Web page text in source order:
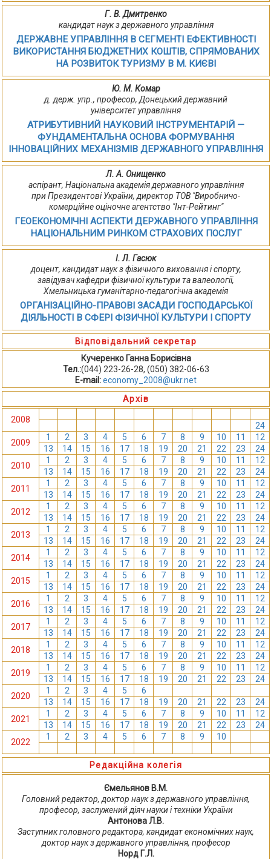
Г. В. Дмитренко
кандидат наук з державного управління
ДЕРЖАВНЕ УПРАВЛІННЯ В СЕГМЕНТІ ЕФЕКТИВНОСТІ
ВИКОРИСТАННЯ БЮДЖЕТНИХ КОШТІВ, СПРЯМОВАНИХ
НА РОЗВИТОК ТУРИЗМУ В М. КИЄВІ
Ю. М. Комар
д. держ. упр., професор, Донецький державний
університет управління
АТРИБУТИВНИЙ НАУКОВИЙ ІНСТРУМЕНТАРІЙ —
ФУНДАМЕНТАЛЬНА ОСНОВА ФОРМУВАННЯ
ІННОВАЦІЙНИХ МЕХАНІЗМІВ ДЕРЖАВНОГО УПРАВЛІННЯ
Л. А. Онищенко
аспірант, Національна академія державного управління
при Президентові України, директор ТОВ "Виробничо-
комерційне оціночне агентство "Інт-Рейтинг"
ГЕОЕКОНОМІЧНІ АСПЕКТИ ДЕРЖАВНОГО УПРАВЛІННЯ
НАЦІОНАЛЬНИМ РИНКОМ СТРАХОВИХ ПОСЛУГ
І. Л. Гасюк
доцент, кандидат наук з фізичного виховання і спорту,
завідувач кафедри фізичної культури та валеології,
Хмельницька гуманітарно-педагогічна академія
ОРГАНІЗАЦІЙНО-ПРАВОВІ ЗАСАДИ ГОСПОДАРСЬКОЇ
ДІЯЛЬНОСТІ В СФЕРІ ФІЗИЧНОЇ КУЛЬТУРИ І СПОРТУ
Відповідальний секретар
Кучеренко Ганна Борисівна
Тел.:(044) 223-26-28, (050) 382-06-63
E-mail:economy_2008@ukr.net
Архів
2008
24
2009
1 2 3 4 5 6 7 8 9 10 11
12
13
14 15 16 17 18 19 20 21 22 23
24
2010
1 2 3 4 5 6 7 8 9 10 11
12
13
14 15 16 17 18 19 20 21 22 23
24
2011
1 2 3 4 5 6 7 8 9 10 11
12
13
14 15 16 17 18 19 20 21 22 23
24
2012
1 2 3 4 5 6 7 8 9 10 11
12
13
14 15 16 17 18 19 20 21 22 23
24
2013
1 2 3 4 5 6 7 8 9 10 11
12
13
14 15 16 17 18 19 20 21 22 23
24
2014
1 2 3 4 5 6 7 8 9 10 11
12
13
14 15 16 17 18 19 20 21 22 23
24
2015
1 2 3 4 5 6 7 8 9 10 11
12
13
14 15 16 17 18 19 20 21 22 23
24
2016
1 2 3 4 5 6 7 8 9 10 11
12
13
14 15 16 17 18 19 20 21 22 23
24
2017
1 2 3 4 5 6 7 8 9 10 11
12
13
14 15 16 17 18 19 20 21 22 23
24
2018
1 2 3 4 5 6 7 8 9 10 11
12
13
14 15 16 17 18 19 20 21 22 23
24
2019
1 2 3 4 5 6 7 8 9 10 11
12
13
14 15 16 17 18 19 20 21 22 23
24
2020
1 2 3 4 5 6
13
14 15 16 17 18 19 20 21 22 23
24
2021
1 2 3 4 5 6 7 8 9 10 11
12
13
14 15 16 17 18 19 20 21 22 23
24
2022
1 2 3 4 5 6 7 8 9 10
Редакційна колегія
Ємельянов В.М.
Головний редактор, доктор наук з державного управління,
професор, заслужений діяч науки і техніки України
Антонова Л.В.
Заступник головного редактора, кандидат економічних наук,
доктор наук з державного управління, професор
Норд Г.Л.